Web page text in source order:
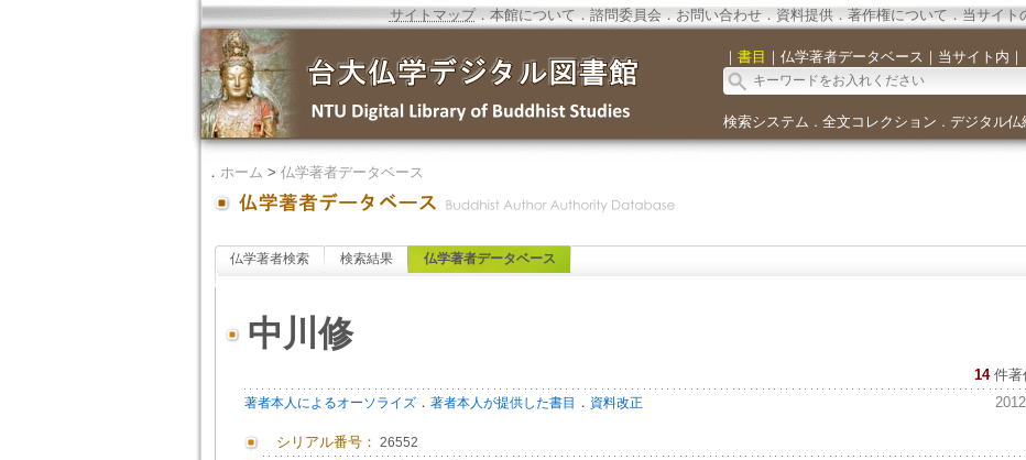
サイトマップ．本館について．諮問委員会． お問い合わせ． 資料提供．著作権について．当サイト
｜ 書目 ｜ 仏学著者データベース ｜ 当サイト内 ｜
検索システム ． 全文コレクション ． デジタル仏
． ホーム > 仏学著者データベース
仏学著者検索 検索結果 仏学著者データベース
中川修
14 件著
著者本人によるオーソライズ． 著者本人が提供した書目 ． 資料改正
シリアル番号： 26552